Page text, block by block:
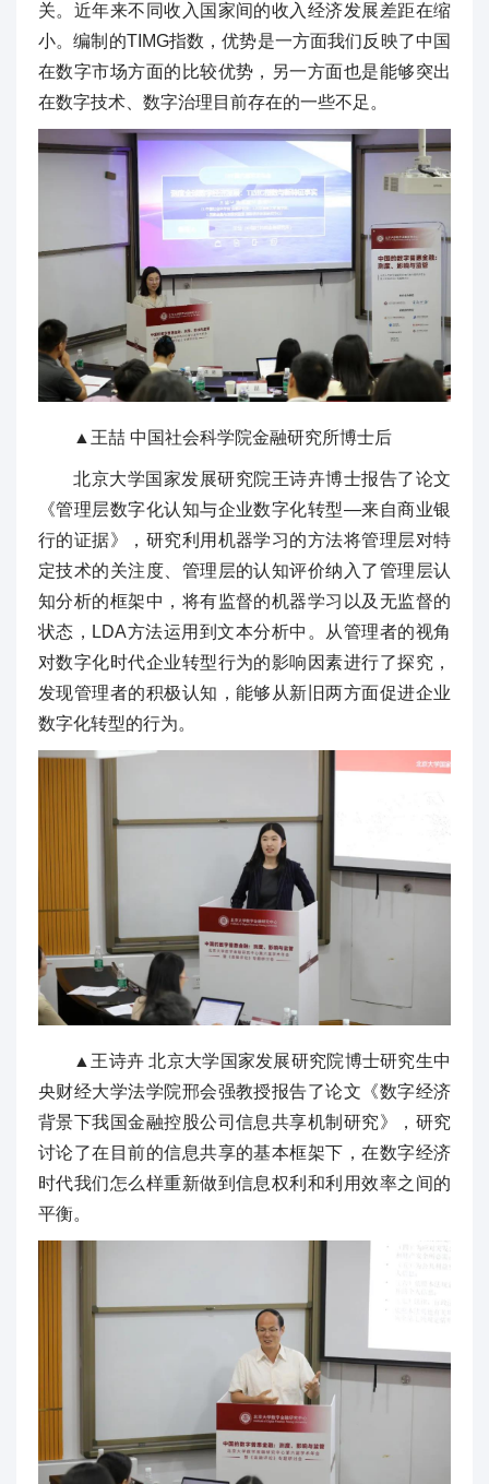
关。近年来不同收入国家间的收入经济发展差距在缩
小。编制的TIMG指数，优势是一方面我们反映了中国
在数字市场方面的比较优势，另一方面也是能够突出
在数字技术、数字治理目前存在的一些不足。
▲王喆 中国社会科学院金融研究所博士后
北京大学国家发展研究院王诗卉博士报告了论文
《管理层数字化认知与企业数字化转型—来自商业银
行的证据》，研究利用机器学习的方法将管理层对特
定技术的关注度、管理层的认知评价纳入了管理层认
知分析的框架中，将有监督的机器学习以及无监督的
状态，LDA方法运用到文本分析中。从管理者的视角
对数字化时代企业转型行为的影响因素进行了探究，
发现管理者的积极认知，能够从新旧两方面促进企业
数字化转型的行为。
▲王诗卉 北京大学国家发展研究院博士研究生中
央财经大学法学院邢会强教授报告了论文《数字经济
背景下我国金融控股公司信息共享机制研究》，研究
讨论了在目前的信息共享的基本框架下，在数字经济
时代我们怎么样重新做到信息权利和利用效率之间的
平衡。